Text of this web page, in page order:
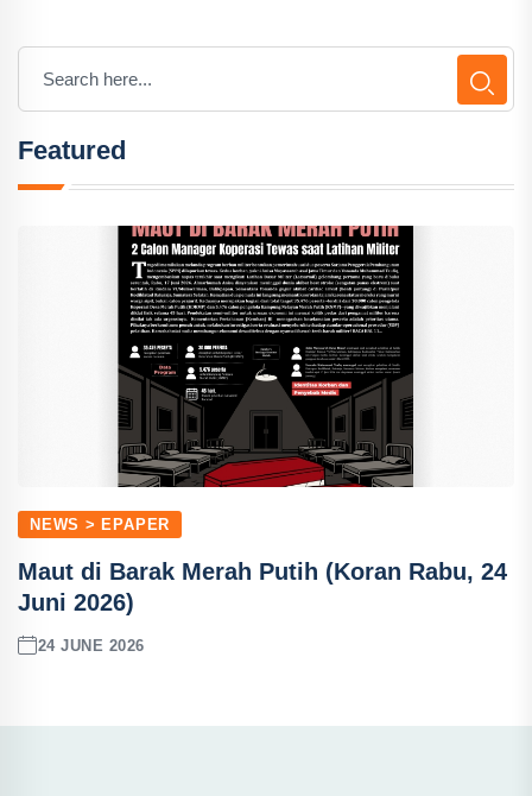
Featured
NEWS > EPAPER
Maut di Barak Merah Putih (Koran Rabu, 24
Juni 2026)
24 JUNE 2026